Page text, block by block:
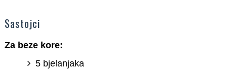
Sastojci
Za beze kore:
5 bjelanjaka